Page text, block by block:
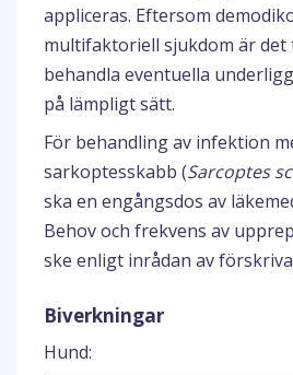
appliceras. Eftersom
multifaktoriell sjukdom är
behandla eventuella
på lämpligt sätt.
För behandling av infektion
sarkoptesskabb (Sarcoptes
ska en engångsdos av
Behov och frekvens av
ske enligt inrådan av
Biverkningar
Hund: